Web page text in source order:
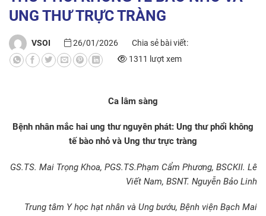
UNG THƯ TRỰC TRÀNG
VSOI 26/01/2026
Chia sẻ bài viết:
1311 lượt xem
Ca lâm sàng
Bệnh nhân mắc hai ung thư nguyên phát: Ung thư phổi không
tế bào nhỏ và Ung thư trực tràng
GS.TS. Mai Trọng Khoa, PGS.TS.Phạm Cẩm Phương, BSCKII. Lê
Viết Nam, BSNT. Nguyễn Bảo Linh
Trung tâm Y học hạt nhân và Ung bướu, Bệnh viện Bạch Mai